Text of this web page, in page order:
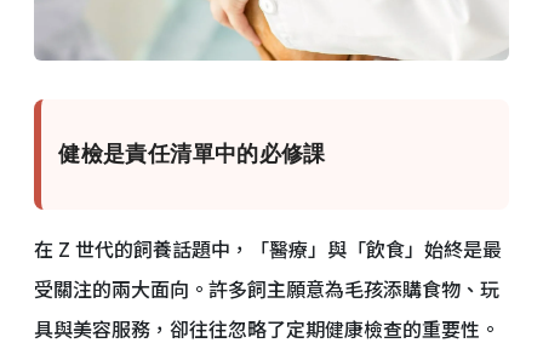
健檢是責任清單中的必修課
在 Z 世代的飼養話題中，「醫療」與「飲食」始終是最
受關注的兩大面向。許多飼主願意為毛孩添購食物、玩
具與美容服務，卻往往忽略了定期健康檢查的重要性。